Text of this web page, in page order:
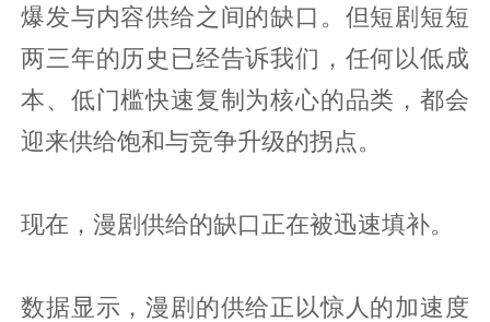
爆发与内容供给之间的缺口。但短剧短短
两三年的历史已经告诉我们，任何以低成
本、低门槛快速复制为核心的品类，都会
迎来供给饱和与竞争升级的拐点。
现在，漫剧供给的缺口正在被迅速填补。
数据显示，漫剧的供给正以惊人的加速度